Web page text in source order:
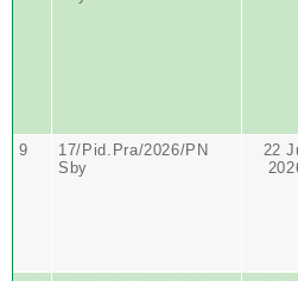
9
17/Pid.Pra/2026/PN
Sby
22